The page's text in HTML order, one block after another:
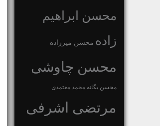
محسن ابراهیم
زاده محسن میرزاده
محسن چاوشی
محسن یگانه محمد معتمدی
مرتضی اشرفی